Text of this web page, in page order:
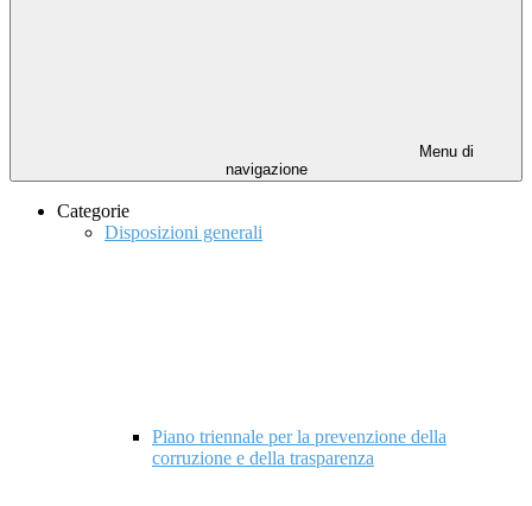
Menu di
navigazione
Categorie
Disposizioni generali
Piano triennale per la prevenzione della
corruzione e della trasparenza